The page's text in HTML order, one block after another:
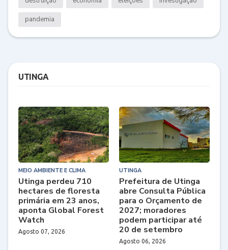
pandemia
UTINGA
MEIO AMBIENTE E CLIMA
Utinga perdeu 710
hectares de floresta
primária em 23 anos,
aponta Global Forest
Watch
Agosto 07, 2026
UTINGA
Prefeitura de Utinga
abre Consulta Pública
para o Orçamento de
2027; moradores
podem participar até
20 de setembro
Agosto 06, 2026